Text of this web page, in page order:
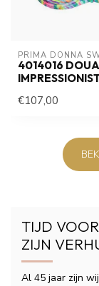
PRIMA DONNA
4014016
€107,00
TIJD
ZIJN
Al 45 jaar zijn